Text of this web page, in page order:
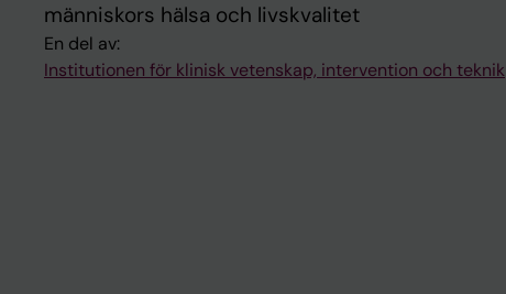
människors hälsa och livskvalitet
En del av:
Institutionen för klinisk vetenskap, intervention och teknik